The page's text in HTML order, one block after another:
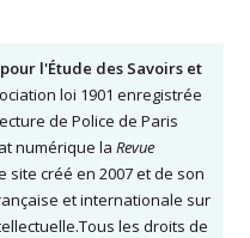
l'Étude des Savoirs et
loi 1901 enregistrée
de Police de Paris
numérique la Revue
site créé en 2007 et de son
et internationale sur
les droits de